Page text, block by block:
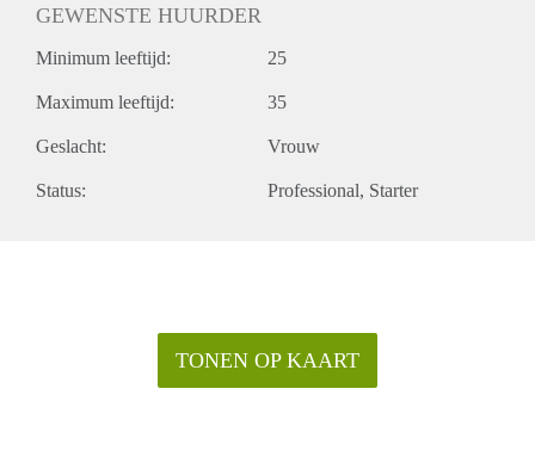
GEWENSTE HUURDER
Minimum leeftijd: 25
Maximum leeftijd: 35
Geslacht: Vrouw
Status: Professional Starter
TONEN OP KAART